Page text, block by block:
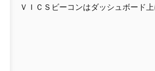
ＶＩＣＳビーコンはダッシュボード